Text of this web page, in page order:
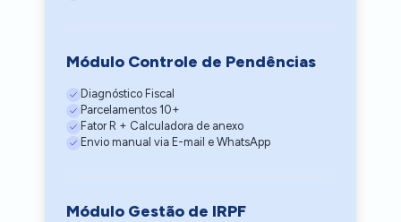
Módulo Controle de Pendências
Diagnóstico Fiscal
Parcelamentos 10+
Fator R + Calculadora de anexo
Envio manual via E-mail e WhatsApp
Módulo Gestão de IRPF